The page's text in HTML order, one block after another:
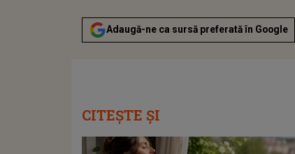
Adaugă-ne ca sursă preferată în Google
CITEȘTE ȘI